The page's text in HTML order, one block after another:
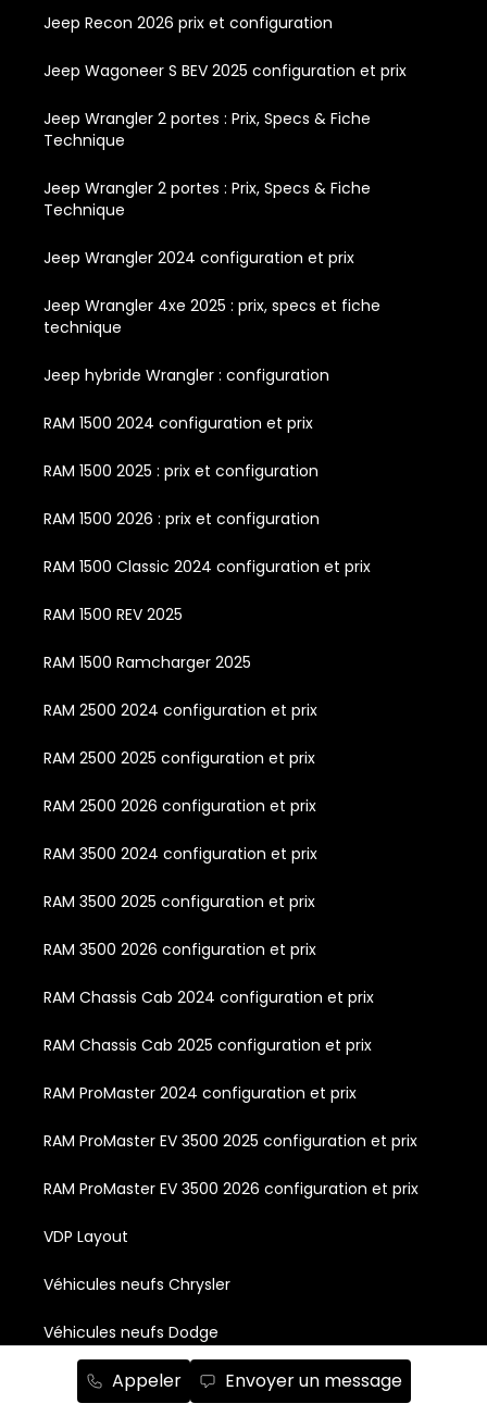
Appeler Envoyer un message
Jeep Recon 2026 prix et configuration
Jeep Wagoneer S BEV 2025 configuration et prix
Jeep Wrangler 2 portes : Prix, Specs & Fiche
Technique
Jeep Wrangler 2 portes : Prix, Specs & Fiche
Technique
Jeep Wrangler 2024 configuration et prix
Jeep Wrangler 4xe 2025 : prix, specs et fiche
technique
Jeep hybride Wrangler : configuration
RAM 1500 2024 configuration et prix
RAM 1500 2025 : prix et configuration
RAM 1500 2026 : prix et configuration
RAM 1500 Classic 2024 configuration et prix
RAM 1500 REV 2025
RAM 1500 Ramcharger 2025
RAM 2500 2024 configuration et prix
RAM 2500 2025 configuration et prix
RAM 2500 2026 configuration et prix
RAM 3500 2024 configuration et prix
RAM 3500 2025 configuration et prix
RAM 3500 2026 configuration et prix
RAM Chassis Cab 2024 configuration et prix
RAM Chassis Cab 2025 configuration et prix
RAM ProMaster 2024 configuration et prix
RAM ProMaster EV 3500 2025 configuration et prix
RAM ProMaster EV 3500 2026 configuration et prix
VDP Layout
Véhicules neufs Chrysler
Véhicules neufs Dodge
Véhicules neufs Fiat